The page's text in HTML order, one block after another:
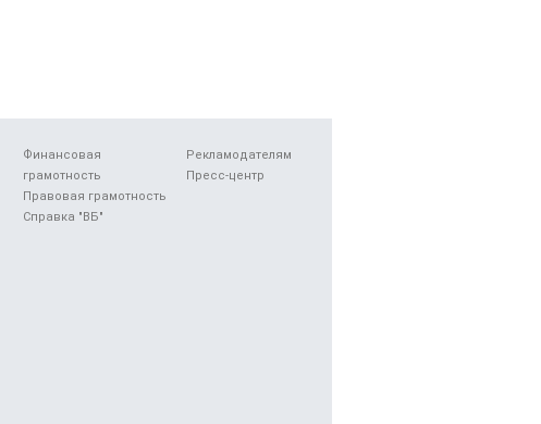
Финансовая
грамотность
Правовая грамотность
Справка "ВБ"
Рекламодателям
Пресс-центр